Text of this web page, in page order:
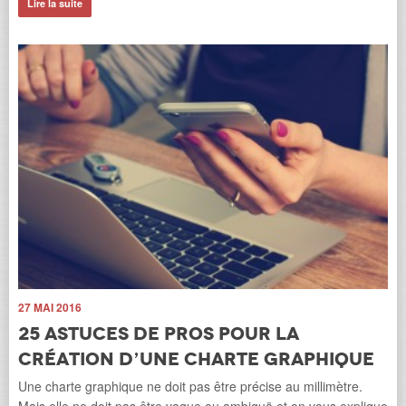
Lire la suite
27 MAI 2016
25 astuces de pros pour la
création d’une charte graphique
Une charte graphique ne doit pas être précise au millimètre.